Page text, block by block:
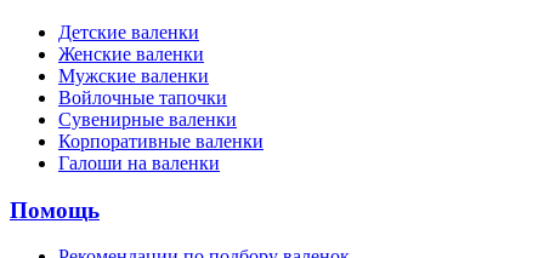
Детские валенки
Женские валенки
Мужские валенки
Войлочные тапочки
Сувенирные валенки
Корпоративные валенки
Галоши на валенки
Помощь